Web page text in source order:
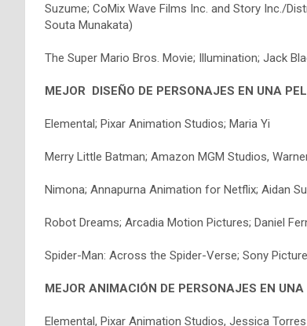
Suzume; CoMix Wave Films Inc. and Story Inc./
Souta Munakata)
The Super Mario Bros. Movie; Illumination; Jack
MEJOR DISEÑO DE PERSONAJES EN UNA
Elemental; Pixar Animation Studios; Maria Yi
Merry Little Batman; Amazon MGM Studios,
Nimona; Annapurna Animation for Netflix; Aidan
Robot Dreams; Arcadia Motion Pictures; Daniel
Spider-Man: Across the Spider-Verse; Sony
MEJOR ANIMACIÓN DE PERSONAJES EN
Elemental, Pixar Animation Studios, Jessica Torres